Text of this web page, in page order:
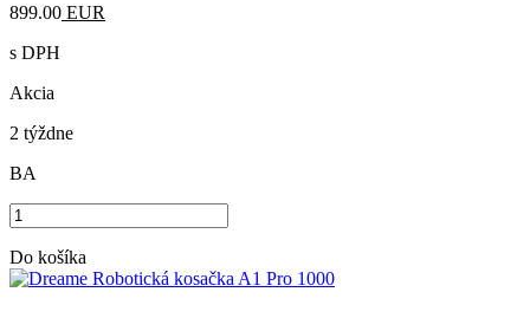
899.00 EUR
s DPH
Akcia
2 týždne
BA
Do košíka